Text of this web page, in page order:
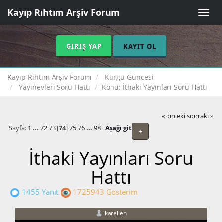
Toggle
Kayıp Rıhtım Arşiv Forum
GIRIŞ YAP KAYIT OL
Kayıp Rıhtım Arşiv Forum
Kurgu Güncesi
Yayınevleri Soru Hattı
Konu: İthaki Yayınları Soru Hattı
« önceki sonraki »
+
Sayfa: 1 ... 72 73[74]75 76 ... 98 Aşağı git
İthaki Yayınları Soru
Hattı
1455 Yanıt 1725943 Gösterim
karellen